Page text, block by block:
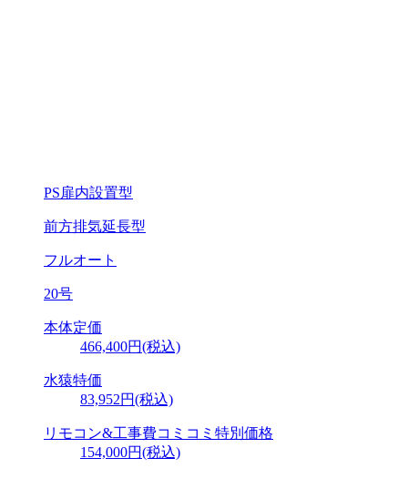
PS扉内設置型
前方排気延長型
フルオート
20号
本体定価
466,400円(税込)
水猿特価
83,952円(税込)
リモコン&工事費コミコミ特別価格
154,000円(税込)